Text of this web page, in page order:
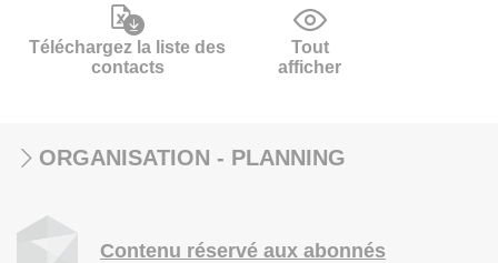
Téléchargez la liste des
contacts
Tout
afficher
ORGANISATION - PLANNING
Contenu réservé aux abonnés